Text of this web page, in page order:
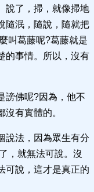
說了，掃，就像掃地
隨泯，隨說，隨就把
叫葛藤呢?葛藤就是
的事情。所以，沒有
謗佛呢?因為，他不
有實體的。
說法，因為眾生有分
，就無法可說。沒
可說，這才是真正的